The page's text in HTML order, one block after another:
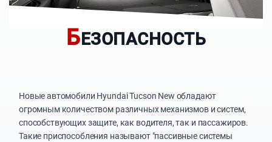
Б ЕЗОПАСНОСТЬ
Новые автомобили Hyundai Tucson New обладают
огромным количеством различных механизмов и систем,
способствующих защите, как водителя, так и пассажиров.
Такие приспособления называют "пассивные системы